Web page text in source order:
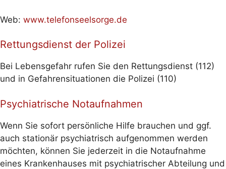
Web: www.telefonseelsorge.de
Rettungsdienst der Polizei
Bei Lebensgefahr rufen Sie den Rettungsdienst (112)
und in Gefahrensituationen die Polizei (110)
Psychiatrische Notaufnahmen
Wenn Sie sofort persönliche Hilfe brauchen und ggf.
auch stationär psychiatrisch aufgenommen werden
möchten, können Sie jederzeit in die Notaufnahme
eines Krankenhauses mit psychiatrischer Abteilung und